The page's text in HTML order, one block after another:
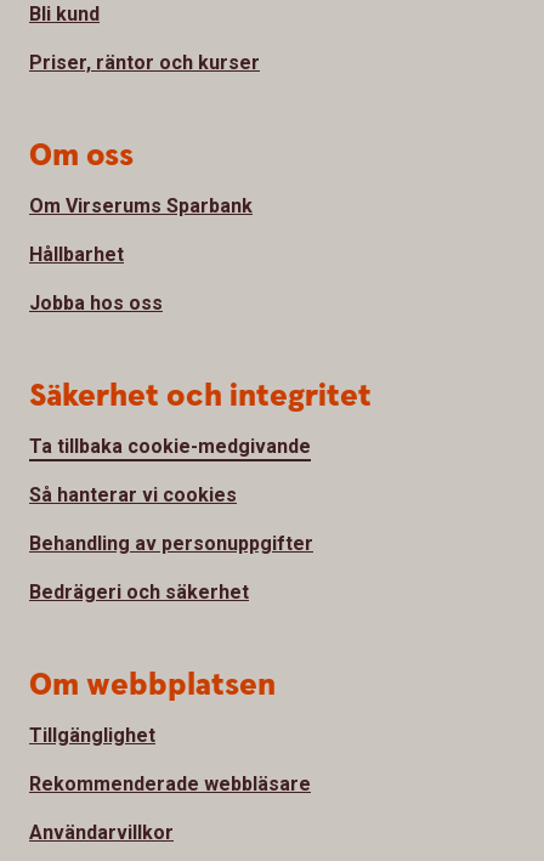
Bli kund
Priser, räntor och kurser
Om oss
Om Virserums Sparbank
Hållbarhet
Jobba hos oss
Säkerhet och integritet
Ta tillbaka cookie-medgivande
Så hanterar vi cookies
Behandling av personuppgifter
Bedrägeri och säkerhet
Om webbplatsen
Tillgänglighet
Rekommenderade webbläsare
Användarvillkor